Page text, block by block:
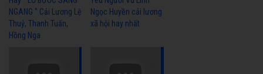
NGANG " Cải Lương Lệ
Thuỷ, Thanh Tuấn,
Hồng Nga
Ngọc Huyền cải lương
xã hội hay nhất